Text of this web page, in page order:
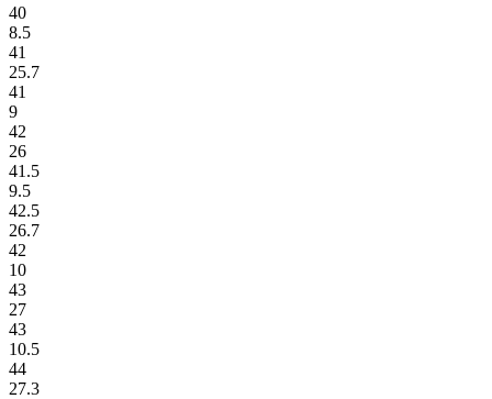
40
8.5
41
25.7
41
9
42
26
41.5
9.5
42.5
26.7
42
10
43
27
43
10.5
44
27.3